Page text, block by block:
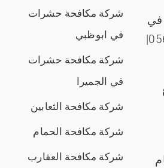
أبوظبي |0563102479|
شركة مكافحة حشرات
في ابوظبي
شركة مكافحة حشرات
في الجميرا
شركة مكافحة الثعابين
شركة مكافحة الحمام
شركة مكافحة العقارب